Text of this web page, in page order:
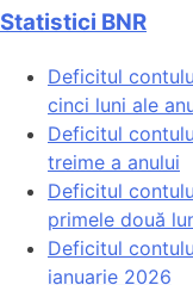
Statistici BNR
Deficitul
cinci luni ale
Deficitul
treime a anului
Deficitul
primele două
Deficitul
ianuarie 2026